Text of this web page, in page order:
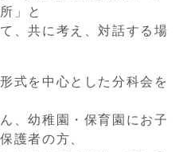
」と
、共に考え、対話する場
式を中心とした分科会を
、幼稚園・保育園にお子
護者の方、